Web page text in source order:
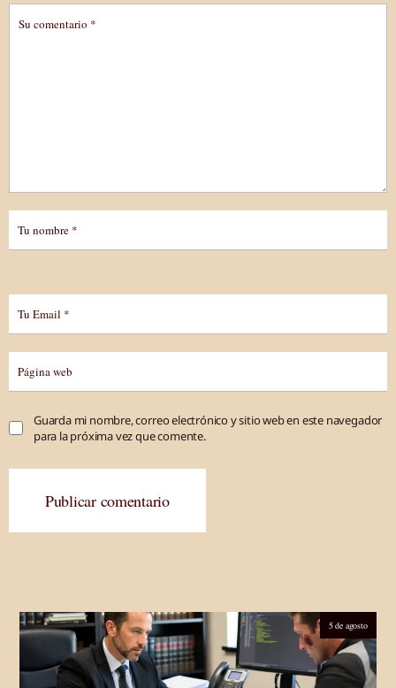
Guarda mi nombre, correo electrónico y sitio web en este navegador
para la próxima vez que comente.
Publicar comentario
5 de agosto